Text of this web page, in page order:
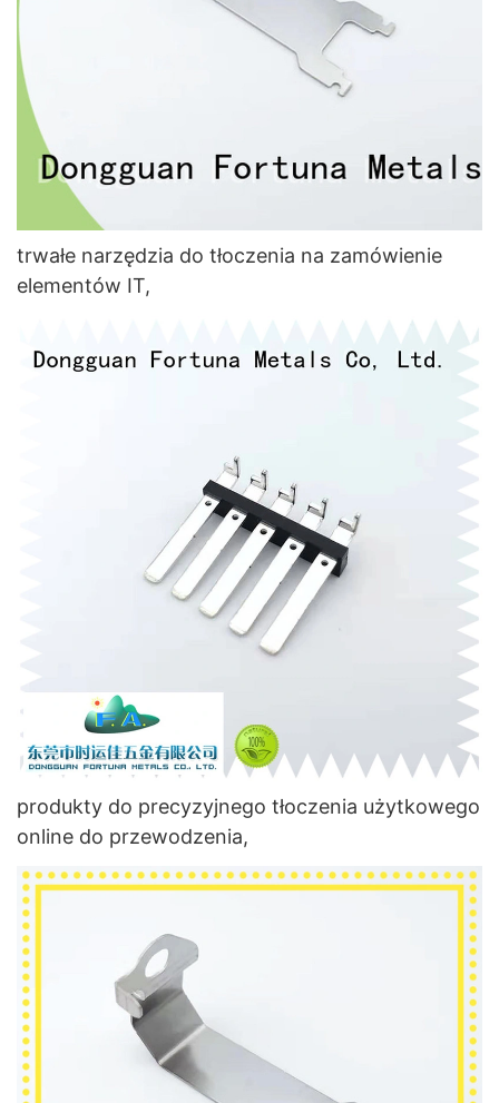
trwałe narzędzia do tłoczenia na zamówienie
elementów IT,
produkty do precyzyjnego tłoczenia użytkowego
online do przewodzenia,